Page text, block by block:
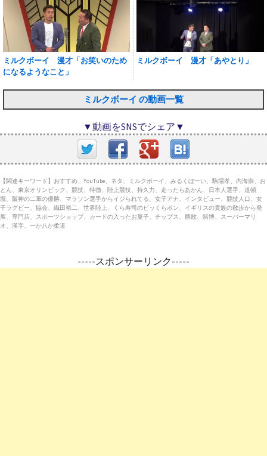
ミルクボーイ 漫才「お笑いのため
になるようなこと」
ミルクボーイ 漫才「あやとり」
ミルクボーイ の動画一覧
▼動画をSNSでシェア▼
【関連キーワード】おすすめ、YouTube、ネタ、ミルクボーイ、みるくぼーい、駒場孝、内海崇、お
とん、東京オリンピック、競技、特徴、陸上競技、持久力、走ったらあかん、日本人選手、道頓
堀、阪神の二軍の優勝、マラソン選手からイジられてる、女子アナ、インタビュー、競技人口、女
子ラグビー、協会、織田裕二、世界陸上、くら寿司のビッくらポン、イギリスの貴族の散歩から発
展、専門店、スポーツショップ、カードの入ったお菓子、チップス、勝敗、賭博、スーパーマリ
オ、漢字、一か八か柔道
-----スポンサーリンク-----